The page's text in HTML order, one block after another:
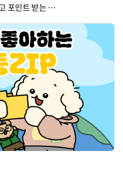
탄포꿀 : 탄소중립 생활 실천하고 포인트 받는 꿀팁